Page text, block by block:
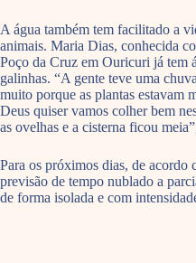
A água também tem facilitado a
animais. Maria Dias, conhecida
Poço da Cruz em Ouricuri já tem
galinhas. “A gente teve uma
muito porque as plantas estavam
Deus quiser vamos colher bem
as ovelhas e a cisterna ficou
Para os próximos dias, de
previsão de tempo nublado a
de forma isolada e com